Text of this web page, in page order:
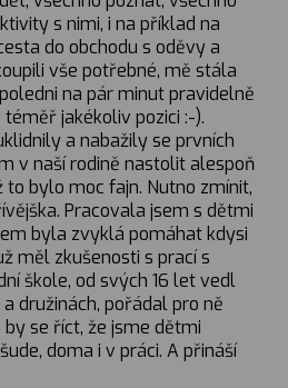
s nimi, i na příklad na
do obchodu s oděvy a
vše potřebné, mě stála
na pár minut pravidelně
jakékoliv pozici :-).
a nabažily se prvních
v naší rodině nastolit alespoň
to bylo moc fajn. Nutno zmínit,
Pracovala jsem s dětmi
byla zvyklá pomáhat kdysi
měl zkušenosti s prací s
škole, od svých 16 let vedl
družinách, pořádal pro ně
se říct, že jsme dětmi
doma i v práci. A přináší